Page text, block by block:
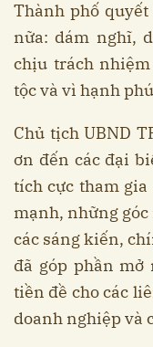
Thành phố
nữa: dám nghĩ,
chịu trách
tộc và vì hạnh
Chủ tịch UBND
ơn đến các đại
tích cực tham gia
mạnh, những
các sáng kiến,
đã góp phần
tiền đề cho các
doanh nghiệp và